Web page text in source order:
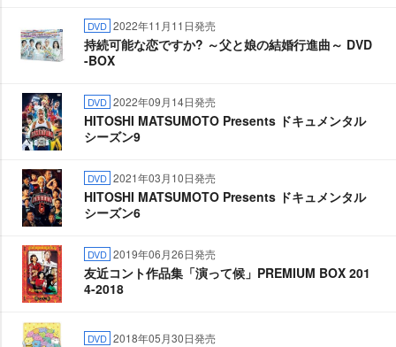
DVD 2022年11月11日発売
持続可能な恋ですか? ～父と娘の結婚行進曲～ DVD
-BOX
DVD 2022年09月14日発売
HITOSHI MATSUMOTO Presents ドキュメンタル
シーズン9
DVD 2021年03月10日発売
HITOSHI MATSUMOTO Presents ドキュメンタル
シーズン6
DVD 2019年06月26日発売
友近コント作品集「演って候」PREMIUM BOX 201
4-2018
DVD 2018年05月30日発売